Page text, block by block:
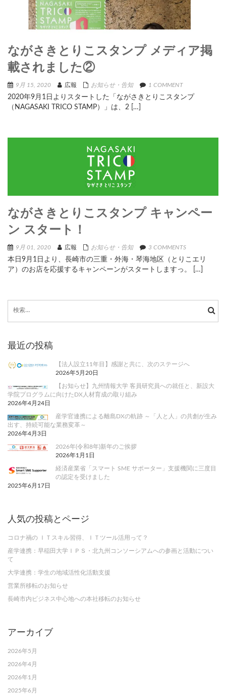
ながさきとりこスタンプ メディア掲
載されました②
9月 15, 2020 広報 お知らせ・告知 1 COMMENT
2020年9月1日よりスタートした「ながさきとりこスタンプ
（NAGASAKI TRICO STAMP）」は、2 […]
ながさきとりこスタンプ キャンペー
ン スタート！
9月 01, 2020 広報 お知らせ・告知 3 COMMENTS
本日9月1日より、長崎市の三重・外海・琴海地区（とりこエリ
ア）のお店を応援するキャンペーンがスタートしますっ。 […]
索:
最近の投稿
【法人設立11年目】感謝と共に、次のステージへ
2026年5月20日
【お知らせ】九州情報大学 客員研究員への就任と、新設大
学院プログラムに向けたDX人材育成の取り組み
2026年4月24日
産学官連携による離島DXの軌跡 ～「人と人」の共創が生み
出す、持続可能な業務変革～
2026年4月3日
2026年(令和8年)新年のご挨拶
2026年1月1日
経済産業省「スマート SME サポーター」支援機関に三度目
の認定を受けました
2025年6月17日
人気の投稿とページ
コロナ禍の ＩＴスキル習得、ＩＴツール活用って？
産学連携：早稲田大学ＩＰＳ・北九州コンソーシアムへの参画と活動につい
て
大学連携：学生の地域活性化活動支援
営業所移転のお知らせ
長崎市内ビジネス中心地への本社移転のお知らせ
アーカイブ
2026年5月
2026年4月
2026年1月
2025年6月